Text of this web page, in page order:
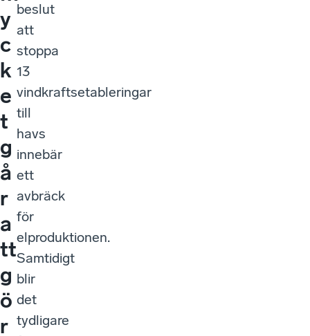
y
c
k
e
t
g
å
r
a
tt
g
ö
r
beslut
att
stoppa
13
vindkraftsetableringar
till
havs
innebär
ett
avbräck
för
elproduktionen.
Samtidigt
blir
det
tydligare